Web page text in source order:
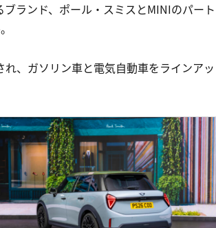
ランド、ポール・スミスとMINIのパート
、ガソリン車と電気自動車をラインアッ